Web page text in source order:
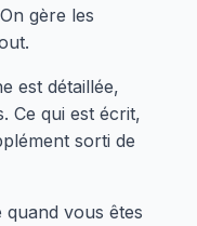
gère les
est détaillée,
Ce qui est écrit,
sorti de
quand vous êtes